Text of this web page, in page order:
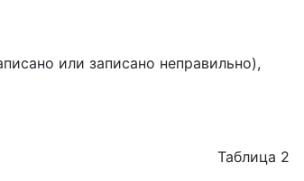
или записано неправильно),
Таблица 2